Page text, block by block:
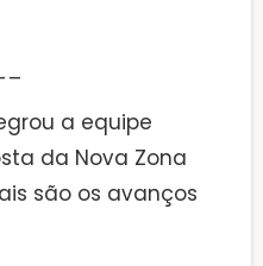
a equipe
da Nova Zona
são os avanços